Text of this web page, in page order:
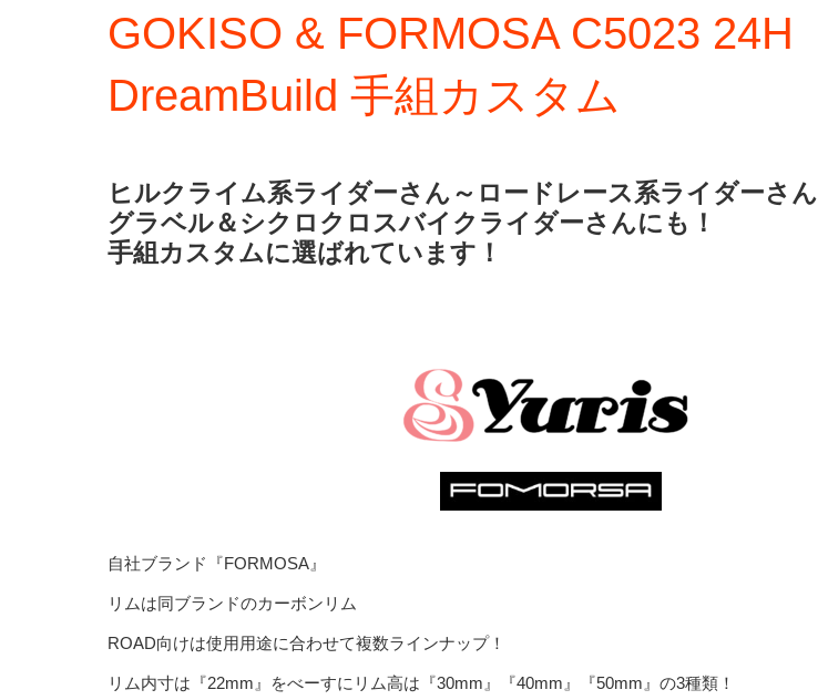
GOKISO & FORMOSA C5023 24H
DreamBuild 手組カスタム
ヒルクライム系ライダーさん～ロードレース系ライダーさん
グラベル＆ シクロクロスバイクライダーさんにも！
手組カスタムに選ばれています！
自社ブランド『FORMOSA』
リムは同ブランドのカーボンリム
ROAD向けは使用用途に合わせて複数ラインナップ！
リム内寸は『22mm』をべーすにリム高は『30mm』『40mm』『50mm』の3種類！